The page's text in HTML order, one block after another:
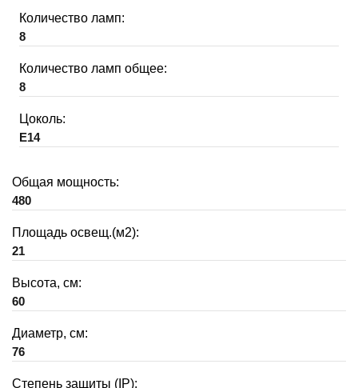
Количество ламп:
8
Количество ламп общее:
8
Цоколь:
E14
Общая мощность:
480
Площадь освещ.(м2):
21
Высота, см:
60
Диаметр, см:
76
Степень защиты (IP):